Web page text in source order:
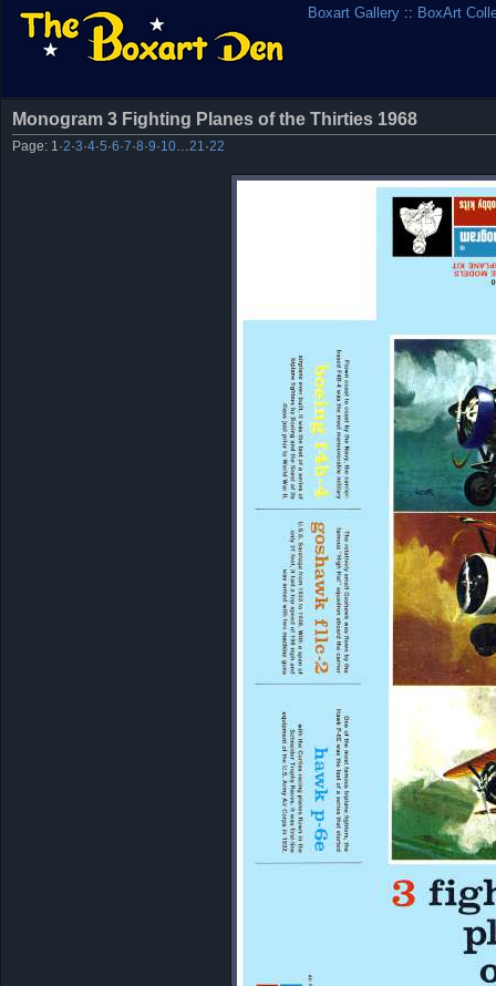
Boxart Gallery :: BoxArt
Monogram 3 Fighting Planes of the Thirties 1968
Page: 1 ·2·3·4·5·6·7·8·9·10 21 ·22